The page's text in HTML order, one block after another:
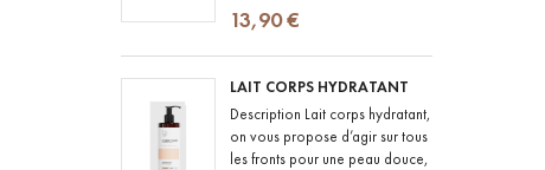
fronts : ILLUMINER : la peau est
visiblement plus lumineuse et...
13,90 €
LAIT CORPS HYDRATANT
Description Lait corps hydratant,
on vous propose d’agir sur tous
les fronts pour une peau douce,